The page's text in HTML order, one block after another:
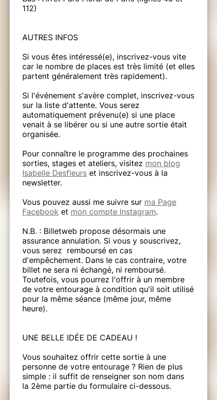
112)
AUTRES INFOS
Si vous êtes intéressé(e), inscrivez-vous vite
car le nombre de places est très limité (et elles
partent généralement très rapidement).
Si l'événement s'avère complet, inscrivez-vous
sur la liste d'attente. Vous serez
automatiquement prévenu(e) si une place
venait à se libérer ou si une autre sortie était
organisée.
Pour connaître le programme des prochaines
sorties, stages et ateliers, visitez mon blog
Isabelle Desfleurs et inscrivez-vous à la
newsletter.
Vous pouvez aussi me suivre sur ma Page
Facebook et mon compte Instagram.
N.B. : Billetweb propose désormais une
assurance annulation. Si vous y souscrivez,
vous serez remboursé en cas
d'empêchement. Dans le cas contraire, votre
billet ne sera ni échangé, ni remboursé.
Toutefois, vous pourrez l'offrir à un membre
de votre entourage à condition qu'il soit utilisé
pour la même séance (même jour, même
heure).
UNE BELLE IDÉE DE CADEAU !
Vous souhaitez offrir cette sortie à une
personne de votre entourage ? Rien de plus
simple : il suffit de renseigner son nom dans
la 2ème partie du formulaire ci-dessous.